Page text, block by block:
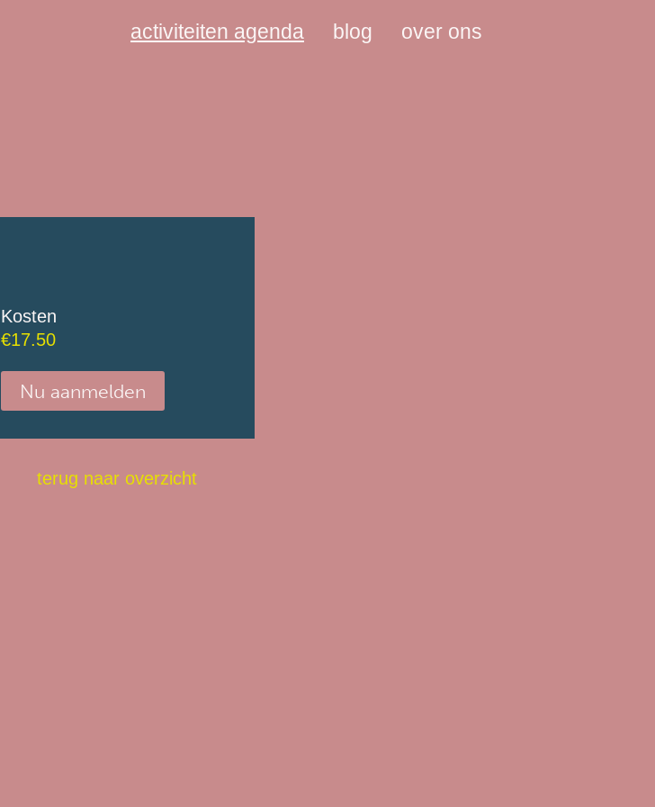
activiteiten agenda blog over ons
Kosten
€17.50
Nu aanmelden
terug naar overzicht